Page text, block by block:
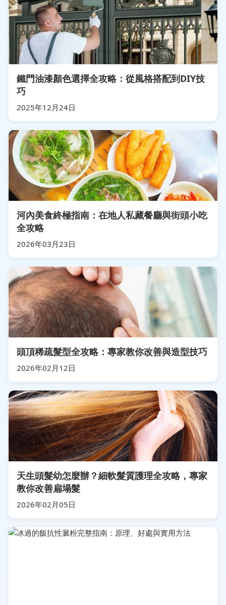
鐵門油漆顏色選擇全攻略：從風格搭配到DIY技
巧
2025年12月24日
河內美食終極指南：在地人私藏餐廳與街頭小吃
全攻略
2026年03月23日
頭頂稀疏髮型全攻略：專家教你改善與造型技巧
2026年02月12日
天生頭髮幼怎麼辦？細軟髮質護理全攻略，專家
教你改善扁塌髮
2026年02月05日